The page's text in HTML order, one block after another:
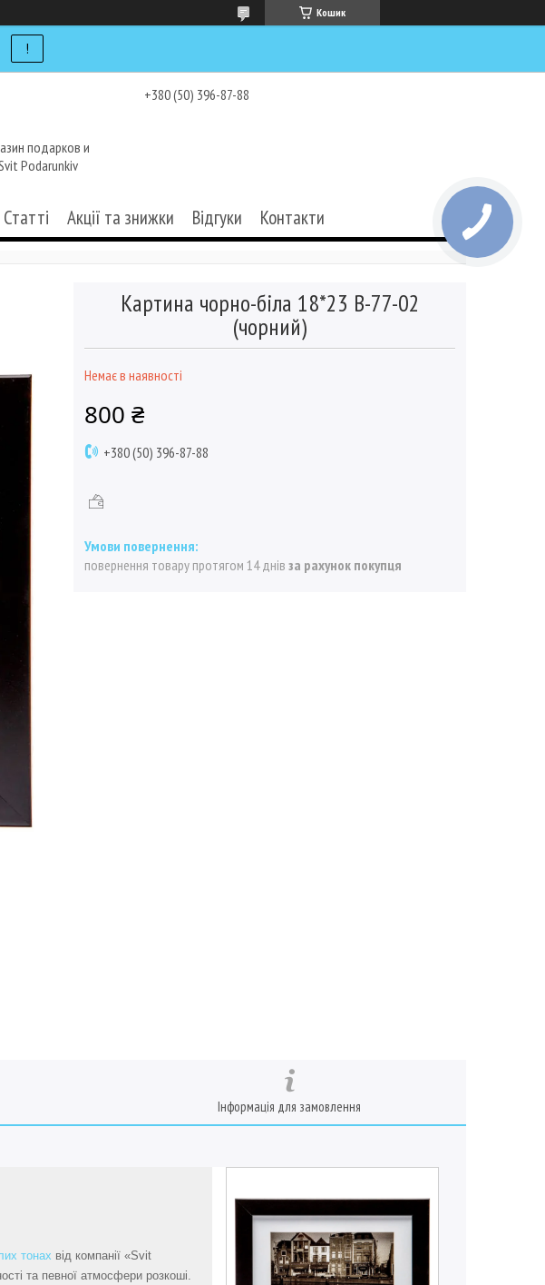
Кошик
!
+380 (50) 396-87-88
подарков и
Podarunkiv
Статті Акції та знижки Відгуки Контакти
Картина чорно-біла 18*23 B-77-02
(чорний)
Немає в наявності
800 ₴
+380 (50) 396-87-88
повернення товару протягом 14 днів за рахунок покупця
Інформація для замовлення
тонах від компанії «Svit
та певної атмосфери розкоші.